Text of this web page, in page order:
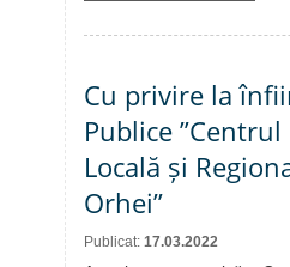
Cu privire la
Publice
Locală și
Orhei”
Publicat: 17.03.2022